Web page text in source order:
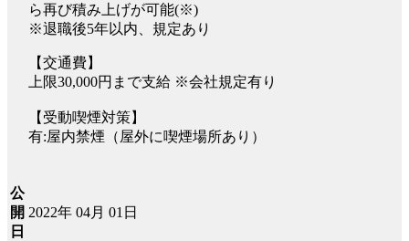
ら再び積み上げが可能(※)
※退職後5年以内、規定あり
【交通費】
上限30,000円まで支給 ※会社規定有り
【受動喫煙対策】
有:屋内禁煙（屋外に喫煙場所あり）
公
開
日
2022年 04月 01日